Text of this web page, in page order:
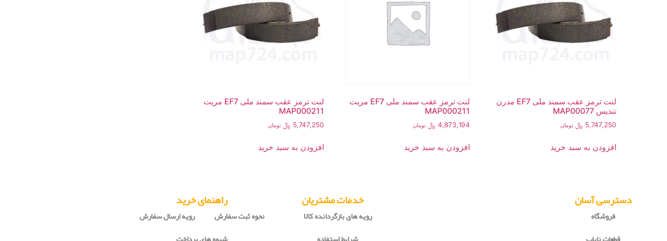
لنت ترمز عقب سمند ملی EF7 مدرن
تندیس MAP00077
5,747,250 ﷼ تومان
افزودن به سبد خرید
لنت ترمز عقب سمند ملی EF7 مریت
MAP000211
4,873,194 ﷼ تومان
افزودن به سبد خرید
لنت ترمز عقب سمند ملی EF7 مریت
MAP000211
5,747,250 ﷼ تومان
افزودن به سبد خرید
دسترسی آسان
فروشگاه
خدمات مشتریان
رویه های بازگردانده کالا
راهنمای خرید
نحوه ثبت سفارش
رویه ارسال سفارش